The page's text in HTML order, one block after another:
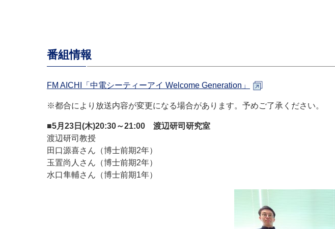
番組情報
FM AICHI「中電シーティーアイ Welcome Generation」
※都合により放送内容が変更になる場合があります。予めご了承ください。
■5月23日(木)20:30～21:00 渡辺研司研究室
渡辺研司教授
田口源喜さん（博士前期2年）
玉置尚人さん（博士前期2年）
水口隼輔さん（博士前期1年）